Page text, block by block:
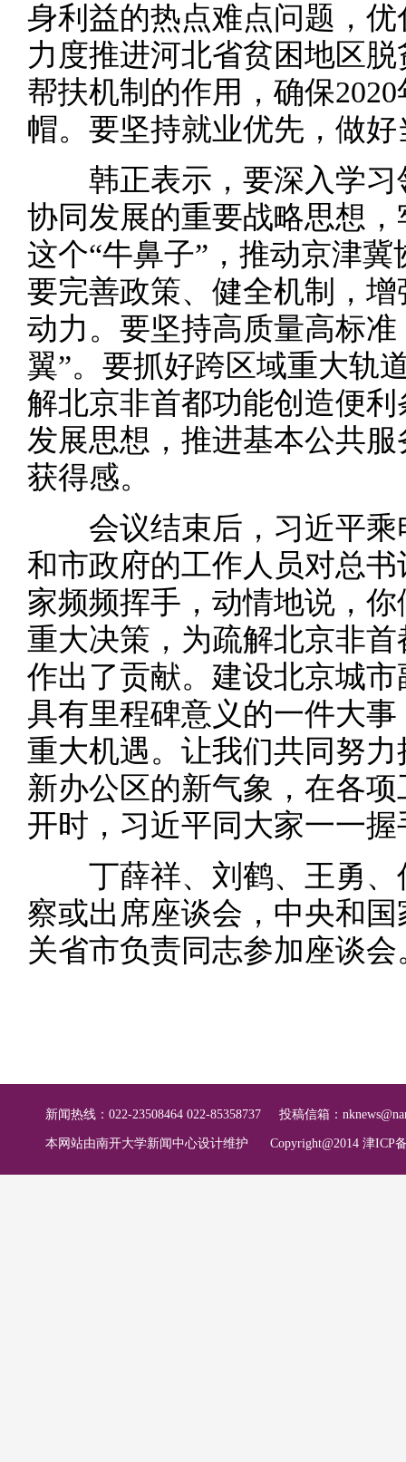
身利益的热点难点问题，
力度推进河北省贫困地区
帮扶机制的作用，确保
帽。要坚持就业优先，做
韩正表示，要深入学习
协同发展的重要战略思想
这个“牛鼻子”，推动京津
要完善政策、健全机制，
动力。要坚持高质量高标
翼”。要抓好跨区域重大轨
解北京非首都功能创造便
发展思想，推进基本公共
获得感。
会议结束后，习近平乘
和市政府的工作人员对总
家频频挥手，动情地说，
重大决策，为疏解北京非
作出了贡献。建设北京城
具有里程碑意义的一件大
重大机遇。让我们共同努
新办公区的新气象，在各
开时，习近平同大家一一
丁薛祥、刘鹤、王勇、
察或出席座谈会，中央和
关省市负责同志参加座谈会
新闻热线：022-23508464 022-85358737 投稿信箱：
本网站由南开大学新闻中心设计维护 Copyright@2014 津ICP